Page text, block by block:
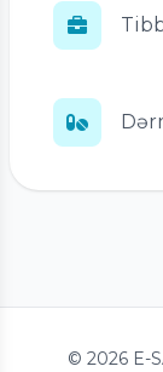
© 2026 E-